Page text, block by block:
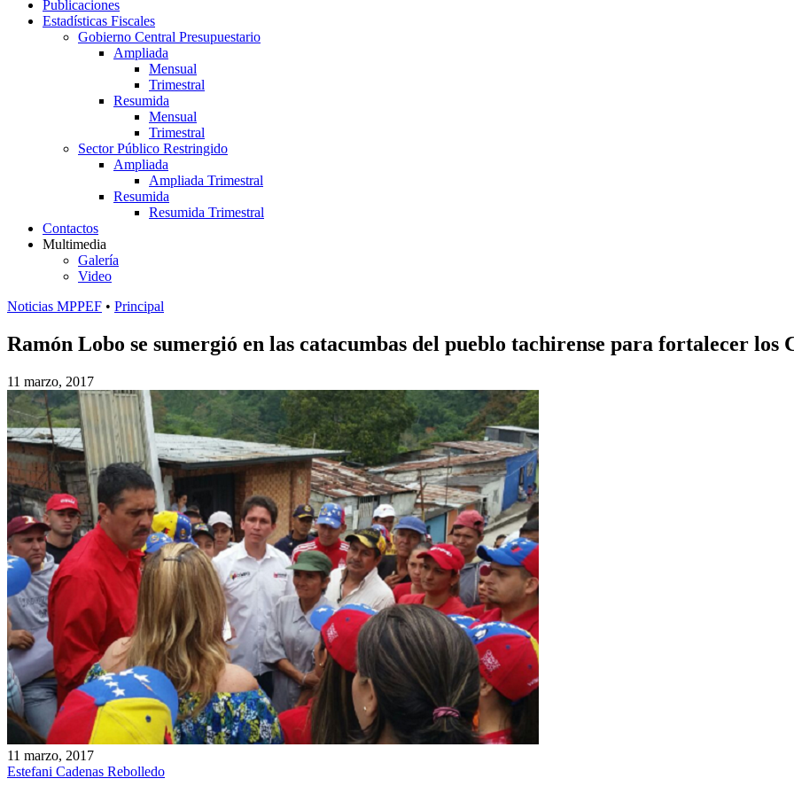
Publicaciones
Estadísticas Fiscales
Gobierno Central Presupuestario
Ampliada
Mensual
Trimestral
Resumida
Mensual
Trimestral
Sector Público Restringido
Ampliada
Ampliada Trimestral
Resumida
Resumida Trimestral
Contactos
Multimedia
Galería
Video
Noticias MPPEF • Principal
Ramón Lobo se sumergió en las catacumbas del pueblo tachirense para fortalecer los
11 marzo, 2017
11 marzo, 2017
Estefani Cadenas Rebolledo